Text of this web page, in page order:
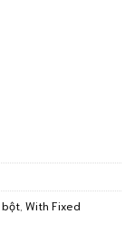
bột With Fixed